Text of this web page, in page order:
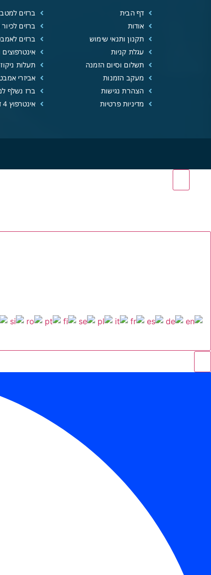
דף הבית
אודות
תקנון ותנאי שימוש
עגלת קניות
תשלום וסיום הזמנה
מעקב הזמנות
הצהרת נגישות
מדיניות פרטיות
ברזים
ברזים
ברזים
אינטרפוצים
תעלות
אביזרי
ברז נשלף
אינטרפוץ 4 דרך